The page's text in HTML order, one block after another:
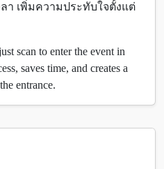
า เพิ่มความประทับใจตั้งแต่
scan to enter the event in
saves time, and creates a
entrance.